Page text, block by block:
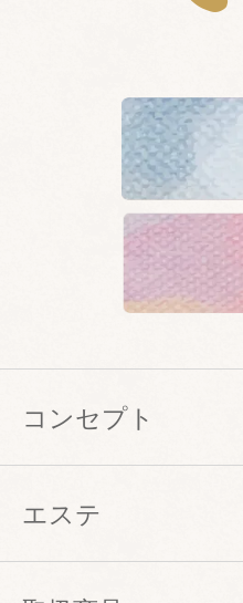
コンセプト
エステ